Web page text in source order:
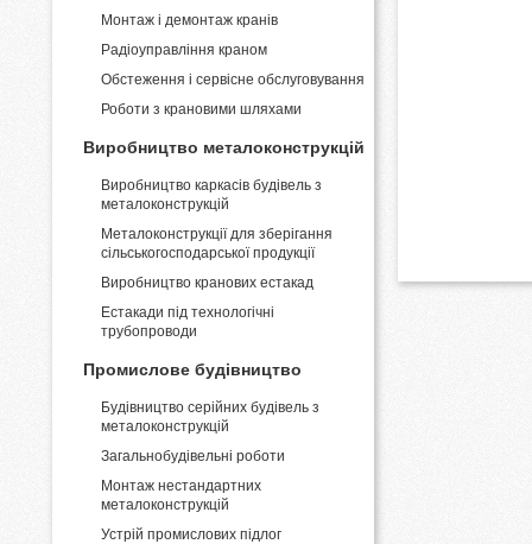
Монтаж і демонтаж кранів
Pадіоуправління краном
Обстеження і сервісне обслуговування
Роботи з крановими шляхами
Виробництво металоконструкцій
Виробництво каркасів будівель з
металоконструкцій
Металоконструкції для зберігання
сільськогосподарської продукції
Виробництво кранових естакад
Естакади під технологічні
трубопроводи
Промислове будівництво
Будівництво серійних будівель з
металоконструкцій
Загальнобудівельні роботи
Монтаж нестандартних
металоконструкцій
Устрій промислових підлог